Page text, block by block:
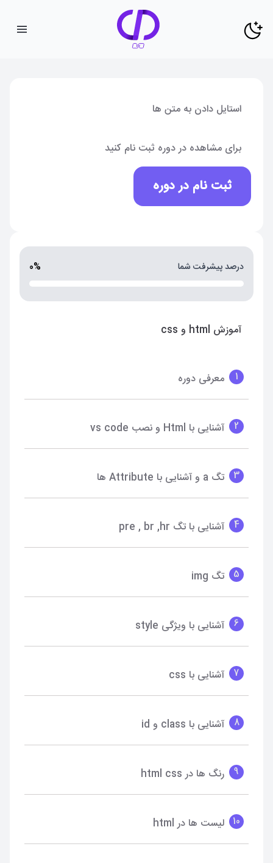
استایل دادن به متن ها
برای مشاهده در دوره ثبت نام کنید
ثبت نام در دوره
درصد پیشرفت شما 0%
آموزش html و css
1 معرفی دوره
2 آشنایی با Html و نصب vs code
3 تگ a و آشنایی با Attribute ها
4 آشنایی با تگ pre , br ,hr
5 تگ img
6 آشنایی با ویژگی style
7 آشنایی با css
8 آشنایی با class و id
9 رنگ ها در html css
10 لیست ها در html